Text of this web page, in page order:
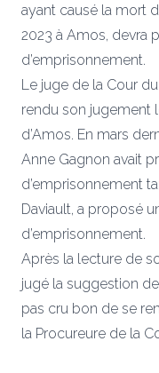
ayant causé la mort
2023 à Amos, devra
d’emprisonnement.
Le juge de la Cour
rendu son jugement
d’Amos. En mars
Anne Gagnon avait
d’emprisonnement
Daviault, a proposé
d’emprisonnement.
Après la lecture de
jugé la suggestion de
pas cru bon de se
la Procureure de la